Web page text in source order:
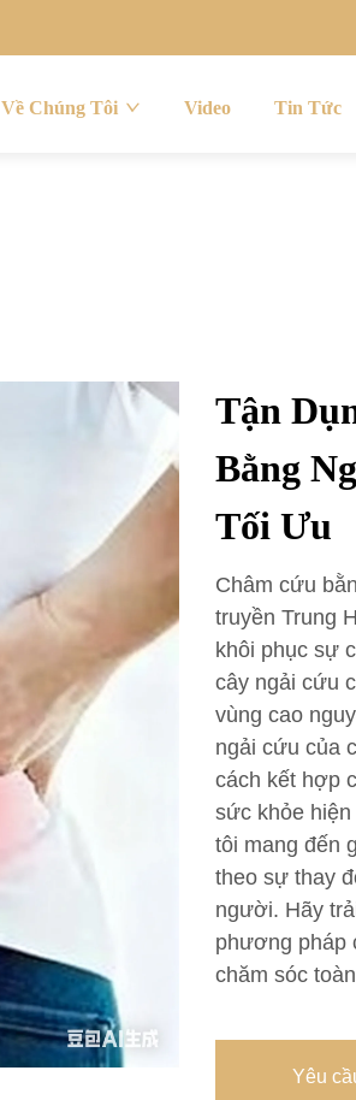
Về Chúng Tôi Video Tin Tức
Tận
Bằng
Tối Ưu
Châm cứu
truyền Trung
khôi phục sự
cây ngải cứu
vùng cao
ngải cứu của
cách kết hợp
sức khỏe
tôi mang đến
theo sự thay
người. Hãy
phương pháp
chăm sóc
Yêu